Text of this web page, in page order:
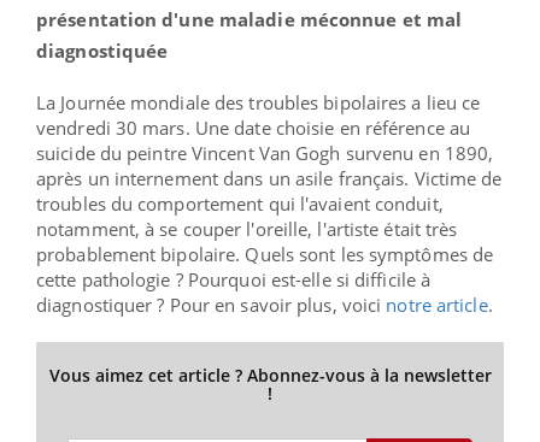
présentation d'une maladie méconnue et mal
diagnostiquée
La Journée mondiale des troubles bipolaires a lieu ce
vendredi 30 mars. Une date choisie en référence au
suicide du peintre Vincent Van Gogh survenu en 1890,
après un internement dans un asile français. Victime de
troubles du comportement qui l'avaient conduit,
notamment, à se couper l'oreille, l'artiste était très
probablement bipolaire. Quels sont les symptômes de
cette pathologie ? Pourquoi est-elle si difficile à
diagnostiquer ? Pour en savoir plus, voici notre article.
Vous aimez cet article ? Abonnez-vous à la newsletter
!